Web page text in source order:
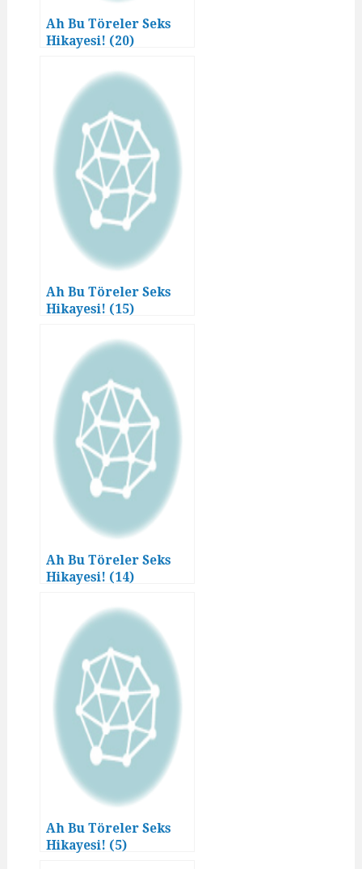
Ah Bu Töreler Seks
Hikayesi! (20)
Ah Bu Töreler Seks
Hikayesi! (15)
Ah Bu Töreler Seks
Hikayesi! (14)
Ah Bu Töreler Seks
Hikayesi! (5)